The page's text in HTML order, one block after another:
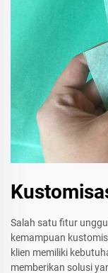
Salah satu fitur
kemampuan
klien memiliki
memberikan solusi